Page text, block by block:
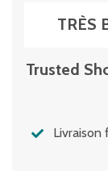
TRÈS
Trusted
Livraison